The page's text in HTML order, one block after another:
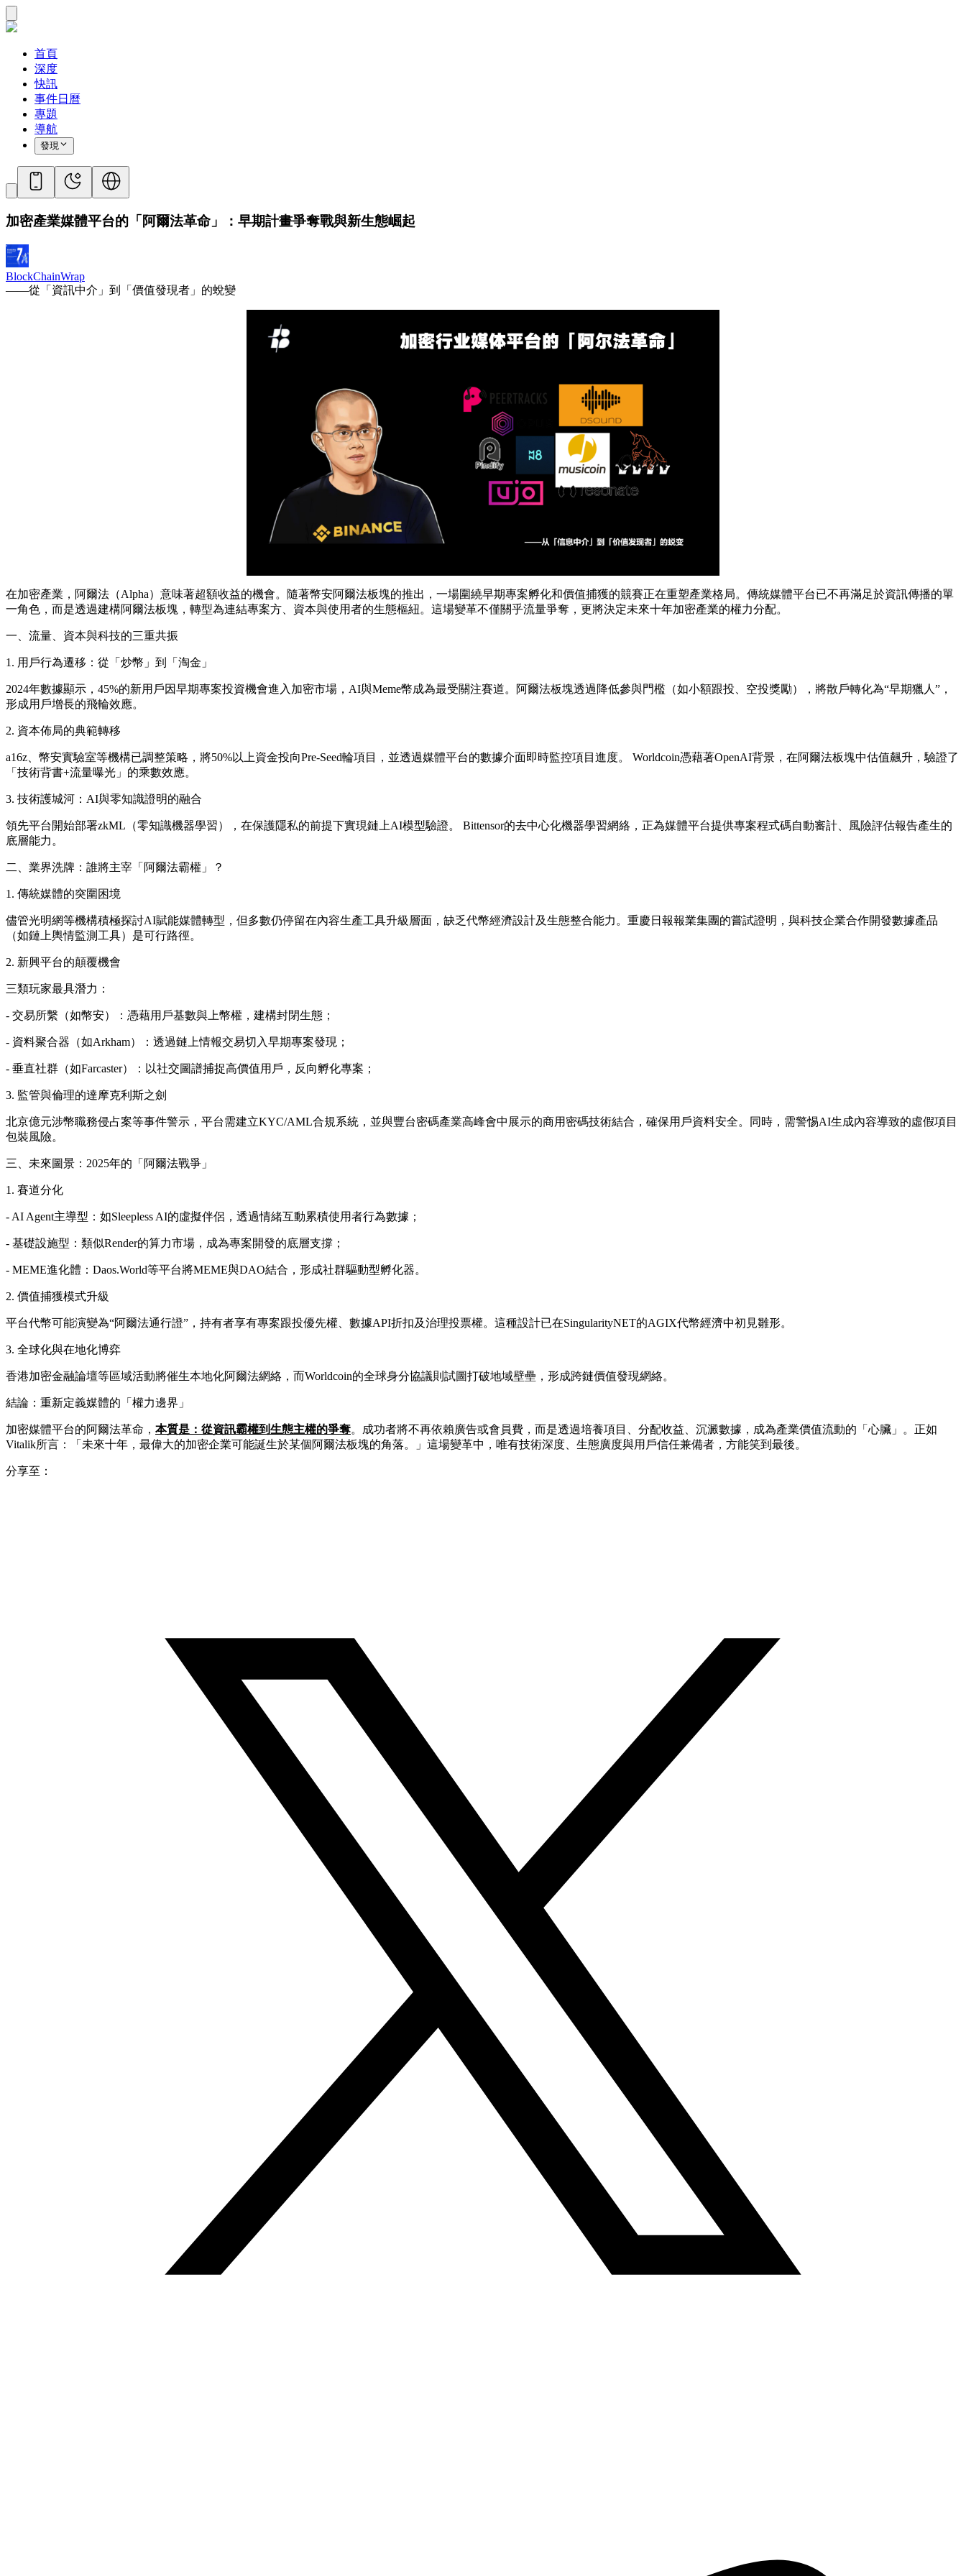
首頁
深度
快訊
事件日曆
專題
導航
發現
加密產業媒體平台的「阿爾法革命」：早期計畫爭奪戰與新生態崛起
BlockChainWrap
——從「資訊中介」到「價值發現者」的蛻變
在加密產業，阿爾法（Alpha）意味著超額收益的機會。隨著幣安阿爾法板塊的推出，一場圍繞早期專案孵化和價值捕獲的競賽正在重塑產業格局。傳統媒體平台已不再滿足於資訊傳播的單
一角色，而是透過建構阿爾法板塊，轉型為連結專案方、資本與使用者的生態樞紐。這場變革不僅關乎流量爭奪，更將決定未來十年加密產業的權力分配。
一、流量、資本與科技的三重共振
1. 用戶行為遷移：從「炒幣」到「淘金」
2024年數據顯示，45%的新用戶因早期專案投資機會進入加密市場，AI與Meme幣成為最受關注賽道。阿爾法板塊透過降低參與門檻（如小額跟投、空投獎勵），將散戶轉化為“早期獵人”，
形成用戶增長的飛輪效應。
2. 資本佈局的典範轉移
a16z、幣安實驗室等機構已調整策略，將50%以上資金投向Pre-Seed輪項目，並透過媒體平台的數據介面即時監控項目進度。 Worldcoin憑藉著OpenAI背景，在阿爾法板塊中估值飆升，驗證了
「技術背書+流量曝光」的乘數效應。
3. 技術護城河：AI與零知識證明的融合
領先平台開始部署zkML（零知識機器學習），在保護隱私的前提下實現鏈上AI模型驗證。 Bittensor的去中心化機器學習網絡，正為媒體平台提供專案程式碼自動審計、風險評估報告產生的
底層能力。
二、業界洗牌：誰將主宰「阿爾法霸權」？
1. 傳統媒體的突圍困境
儘管光明網等機構積極探討AI賦能媒體轉型，但多數仍停留在內容生產工具升級層面，缺乏代幣經濟設計及生態整合能力。重慶日報報業集團的嘗試證明，與科技企業合作開發數據產品
（如鏈上輿情監測工具）是可行路徑。
2. 新興平台的顛覆機會
三類玩家最具潛力：
- 交易所繫（如幣安）：憑藉用戶基數與上幣權，建構封閉生態；
- 資料聚合器（如Arkham）：透過鏈上情報交易切入早期專案發現；
- 垂直社群（如Farcaster）：以社交圖譜捕捉高價值用戶，反向孵化專案；
3. 監管與倫理的達摩克利斯之劍
北京億元涉幣職務侵占案等事件警示，平台需建立KYC/AML合規系統，並與豐台密碼產業高峰會中展示的商用密碼技術結合，確保用戶資料安全。同時，需警惕AI生成內容導致的虛假項目
包裝風險。
三、未來圖景：2025年的「阿爾法戰爭」
1. 賽道分化
- AI Agent主導型：如Sleepless AI的虛擬伴侶，透過情緒互動累積使用者行為數據；
- 基礎設施型：類似Render的算力市場，成為專案開發的底層支撐；
- MEME進化體：Daos.World等平台將MEME與DAO結合，形成社群驅動型孵化器。
2. 價值捕獲模式升級
平台代幣可能演變為“阿爾法通行證”，持有者享有專案跟投優先權、數據API折扣及治理投票權。這種設計已在SingularityNET的AGIX代幣經濟中初見雛形。
3. 全球化與在地化博弈
香港加密金融論壇等區域活動將催生本地化阿爾法網絡，而Worldcoin的全球身分協議則試圖打破地域壁壘，形成跨鏈價值發現網絡。
結論：重新定義媒體的「權力邊界」
加密媒體平台的阿爾法革命， 本質是：從資訊霸權到生態主權的爭奪。成功者將不再依賴廣告或會員費，而是透過培養項目、分配收益、沉澱數據，成為產業價值流動的「心臟」。正如
Vitalik所言：「未來十年，最偉大的加密企業可能誕生於某個阿爾法板塊的角落。」這場變革中，唯有技術深度、生態廣度與用戶信任兼備者，方能笑到最後。
分享至：